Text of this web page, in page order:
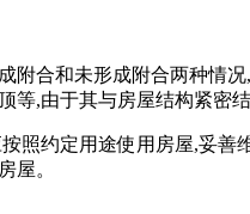
附合和未形成附合两种情
等,由于其与房屋结构紧密
照约定用途使用房屋,妥
屋。